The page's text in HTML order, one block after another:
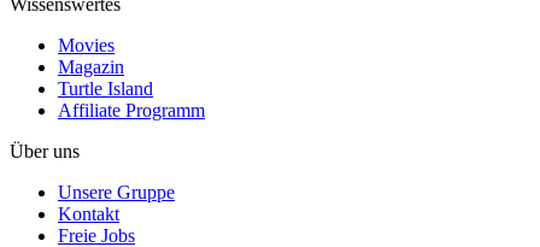
Wissenswertes
Movies
Magazin
Turtle Island
Affiliate Programm
Über uns
Unsere Gruppe
Kontakt
Freie Jobs